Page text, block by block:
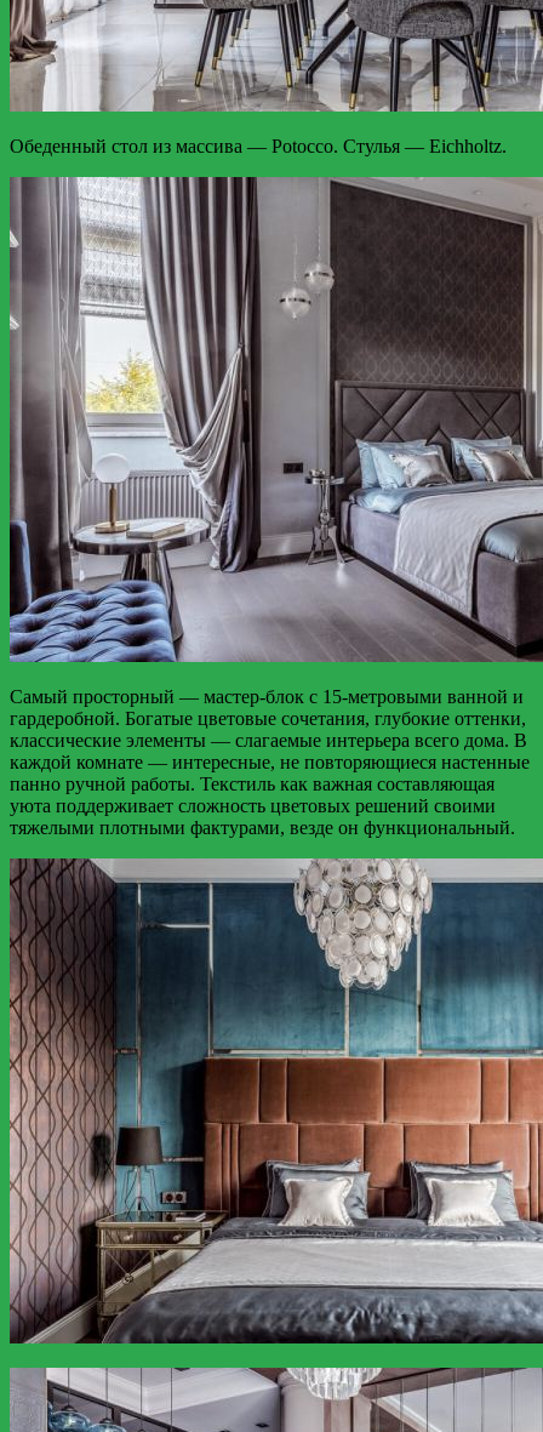
Обеденный стол из массива — Potocco. Стулья — Eichholtz.
Самый просторный — мастер-блок с 15-метровыми ванной и
гардеробной. Богатые цветовые сочетания, глубокие оттенки,
классические элементы — слагаемые интерьера всего дома. В
каждой комнате — интересные, не повторяющиеся настенные
панно ручной работы. Текстиль как важная составляющая
уюта поддерживает сложность цветовых решений своими
тяжелыми плотными фактурами, везде он функциональный.